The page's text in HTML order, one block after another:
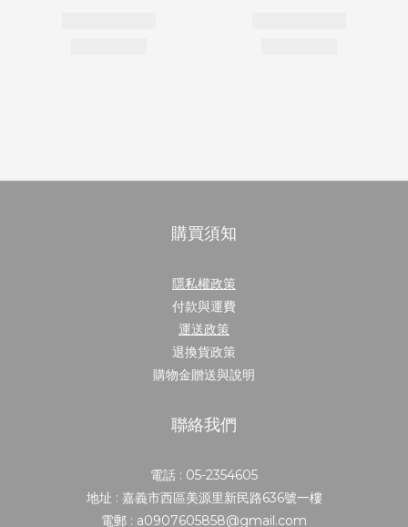
購買須知
隱私權政策
付款與運費
運送政策
退換貨政策
購物金贈送與說明
聯絡我們
電話 : 05-2354605
地址 : 嘉義市西區美源里新民路636號一樓
電郵 : a0907605858@gmail.com